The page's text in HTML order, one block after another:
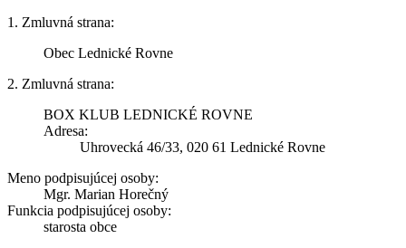
1. Zmluvná strana:
Obec Lednické Rovne
2. Zmluvná strana:
BOX KLUB LEDNICKÉ ROVNE
Adresa:
Uhrovecká 46/33, 020 61 Lednické Rovne
Meno podpisujúcej osoby:
Mgr. Marian Horečný
Funkcia podpisujúcej osoby:
starosta obce